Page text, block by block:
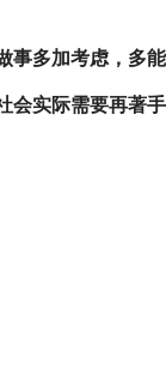
多加考虑，多
实际需要再著手